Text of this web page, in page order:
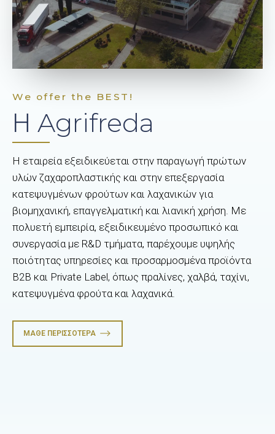
We offer the BEST!
Η Agrifreda
Η εταιρεία εξειδικεύεται στην παραγωγή πρώτων
υλών ζαχαροπλαστικής και στην επεξεργασία
κατεψυγμένων φρούτων και λαχανικών για
βιομηχανική, επαγγελματική και λιανική χρήση. Με
πολυετή εμπειρία, εξειδικευμένο προσωπικό και
συνεργασία με R&D τμήματα, παρέχουμε υψηλής
ποιότητας υπηρεσίες και προσαρμοσμένα προϊόντα
B2B και Private Label, όπως πραλίνες, χαλβά, ταχίνι,
κατεψυγμένα φρούτα και λαχανικά.
ΜΆΘΕ ΠΕΡΙΣΣΌΤΕΡΑ